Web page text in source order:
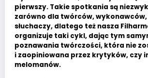
pierwszy. Takie spotkania są
zarówno dla twórców, wykonawców,
słuchaczy, dlatego też nasza
organizuje taki cykl, dając tym
poznawania twórczości, która nie
i zaopiniowana przez krytyków, czy
melomanów.